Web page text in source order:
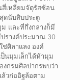
สี่เหลี่ยมจัตุรัสซ้อน
ดนับสิบประตู
และที่กึ่งกลางก็มี
รางค์ประมาณ 30
ช่ศิลาแลง องค์
นมุมเล็กได้ห้ามุม
กรมศิลปากรพบว่า
ล้วก่ออิฐล้อตาม